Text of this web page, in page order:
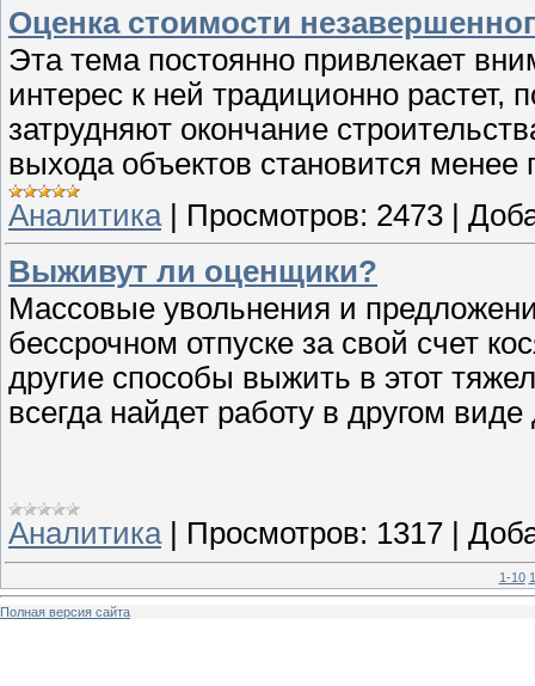
Оценка стоимости
Эта тема постоянно привлекает
интерес к ней традиционно
затрудняют окончание
выхода объектов становится
Аналитика | Просмотров: 2473 |
Выживут ли оценщики?
Массовые увольнения и
бессрочном отпуске за свой счет
другие способы выжить в этот
всегда найдет работу в другом
Аналитика| Просмотров: 1317
1-10
Полная версия сайта